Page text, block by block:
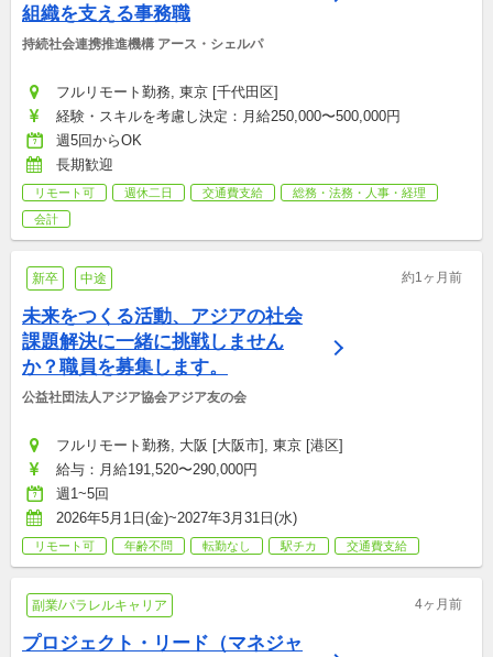
組織を支える事務職
持続社会連携推進機構 アース・シェルパ
フルリモート勤務, 東京 [千代田区]
経験・スキルを考慮し決定：月給250,000〜500,000円
週5回からOK
長期歓迎
リモート可 週休二日 交通費支給
総務・法務・人事・経理
会計
新卒 中途 約1ヶ月前
未来をつくる活動、アジアの社会
課題解決に一緒に挑戦しません
か？職員を募集します。
公益社団法人アジア協会アジア友の会
フルリモート勤務, 大阪 [大阪市], 東京 [港区]
給与：月給191,520〜290,000円
週1~5回
2026年5月1日(金)~2027年3月31日(水)
リモート可 年齢不問 転勤なし 駅チカ 交通費支給
副業/パラレルキャリア 4ヶ月前
プロジェクト・リード（マネジャ